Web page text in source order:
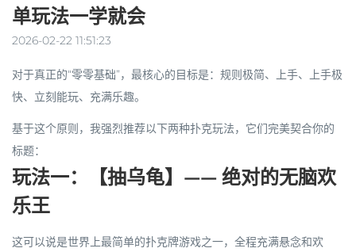
单玩法一学就会
2026-02-22 11:51:23
对于真正的“零零基础”，最核心的目标是： 规则极简、上手、上手极
快、立刻能玩、充满乐趣。
基于这个原则，我强烈推荐以下两种扑克玩法，它们完美契合你的
标题：
玩法一：【抽乌龟】—— 绝对的无脑欢
乐王
这可以说是世界上最简单的扑克牌游戏之一，全程充满悬念和欢